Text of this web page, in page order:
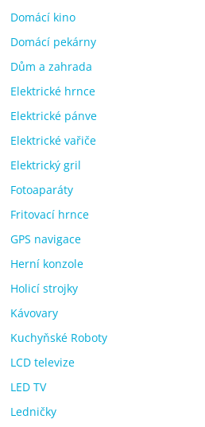
Domácí kino
Domácí pekárny
Dům a zahrada
Elektrické hrnce
Elektrické pánve
Elektrické vařiče
Elektrický gril
Fotoaparáty
Fritovací hrnce
GPS navigace
Herní konzole
Holicí strojky
Kávovary
Kuchyňské Roboty
LCD televize
LED TV
Ledničky